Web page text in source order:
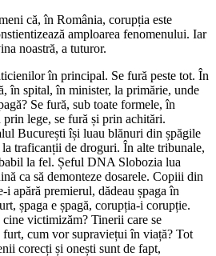
că, în România, corupția este
amploarea fenomenului. Iar
noastră, a tuturor.
în principal. Se fură peste tot. În
în spital, în minister, la primărie, unde
Se fură, sub toate formele, în
lege, se fură și prin achitări.
București își luau blănuri din șpăgile
traficanții de droguri. În alte tribunale,
la fel. Șeful DNA Slobozia lua
ca să demonteze dosarele. Copiii din
apără premierul, dădeau șpaga în
șpaga e șpagă, corupția-i corupție.
cine victimizăm? Tinerii care se
cum vor supraviețui în viață? Tot
corecți și onești sunt de fapt,